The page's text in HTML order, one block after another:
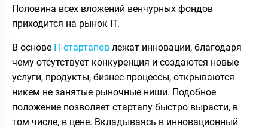
Половина всех вложений венчурных фондов
приходится на рынок IT.
В основе IT-стартапов лежат инновации, благодаря
чему отсутствует конкуренция и создаются новые
услуги, продукты, бизнес-процессы, открываются
никем не занятые рыночные ниши. Подобное
положение позволяет стартапу быстро вырасти, в
том числе, в цене. Вкладываясь в инновационный